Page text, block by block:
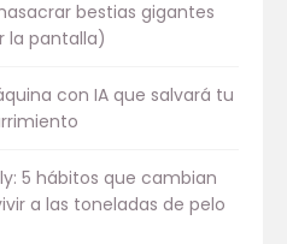
bestias gigantes
la pantalla)
con IA que salvará tu
5 hábitos que cambian
a las toneladas de pelo